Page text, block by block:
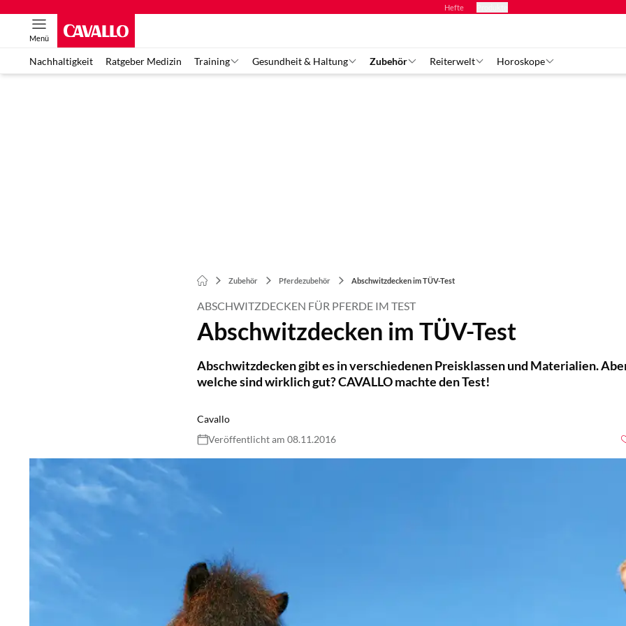
Hefte
Menü
Nachhaltigkeit Ratgeber Medizin Training Gesundheit & Haltung Zubehör Reiterwelt Horoskope
Zubehör Pferdezubehör Abschwitzdecken im TÜV-Test
ABSCHWITZDECKEN FÜR PFERDE IM TEST
Abschwitzdecken im TÜV-Test
Abschwitzdecken gibt es in verschiedenen Preisklassen und Materialien.
welche sind wirklich gut? CAVALLO machte den Test!
Cavallo
Veröffentlicht am 08.11.2016